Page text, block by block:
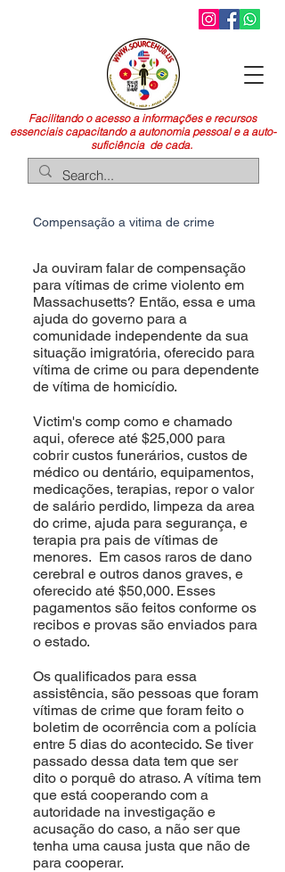
Facilitando o acesso a informações e recursos
essenciais capacitando a autonomia pessoal e a auto-
suficiência de cada.
Compensação a vitima de crime
Ja ouviram falar de compensação
para vítimas de crime violento em
Massachusetts? Então, essa e uma
ajuda do governo para a
comunidade independente da sua
situação imigratória, oferecido para
vítima de crime ou para dependente
de vítima de homicídio.
Victim's comp como e chamado
aqui, oferece até $25,000 para
cobrir custos funerários, custos de
médico ou dentário, equipamentos,
medicações, terapias, repor o valor
de salário perdido, limpeza da area
do crime, ajuda para segurança, e
terapia pra pais de vítimas de
menores. Em casos raros de dano
cerebral e outros danos graves, e
oferecido até $50,000. Esses
pagamentos são feitos conforme os
recibos e provas são enviados para
o estado.
Os qualificados para essa
assistência, são pessoas que foram
vítimas de crime que foram feito o
boletim de ocorrência com a polícia
entre 5 dias do acontecido. Se tiver
passado dessa data tem que ser
dito o porquê do atraso. A vítima tem
que está cooperando com a
autoridade na investigação e
acusação do caso, a não ser que
tenha uma causa justa que não de
para cooperar.